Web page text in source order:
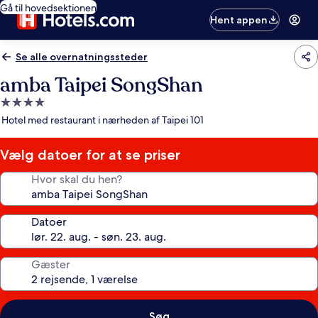
Gå til hovedsektionen
Hent appen
Se alle overnatningssteder
amba Taipei SongShan
4.0-
stjernet
Hotel med restaurant i nærheden af Taipei 101
Vælg datoer for at se priser
Hvor skal du hen?
Datoer
Gæster